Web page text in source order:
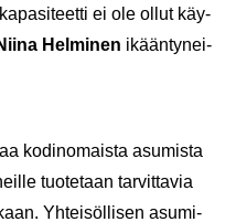
ei ole ollut käy­
Hel­mi­nen ikään­ty­nei­
ko­din­omais­ta asu­mis­ta
tuo­te­taan tar­vit­ta­via
Yh­tei­söl­li­sen asu­mi­